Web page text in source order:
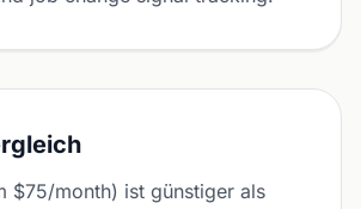
$75/month) ist günstiger als